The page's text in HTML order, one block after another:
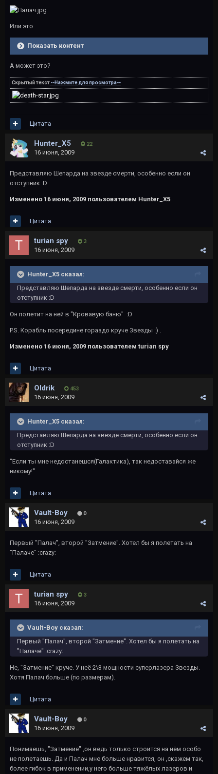
Или это
Показать контент
А может это?
Скрытый текст --Нажмите для просмотра--
Цитата
Hunter_X5 22
16 июня, 2009
Представляю Шепарда на звезде смерти, особенно если он
отступник :D
Изменено 16 июня, 2009 пользователем Hunter_X5
Цитата
turian spy 3
16 июня, 2009
Hunter_X5 сказал:
Представляю Шепарда на звезде смерти, особенно если он
отступник :D
Он полетит на ней в "Кровавую баню" :D
P.S. Корабль посередине гораздо круче Звезды :) .
Изменено 16 июня, 2009 пользователем turian spy
Цитата
Oldrik 453
16 июня, 2009
Hunter_X5 сказал:
Представляю Шепарда на звезде смерти, особенно если он
отступник :D
"Если ты мне недостанешся(Галактика), так недоставайся же
никому!"
Цитата
Vault-Boy 0
16 июня, 2009
Первый "Палач", второй "Затмение". Хотел бы я полетать на
"Палаче" :crazy:
Цитата
turian spy 3
16 июня, 2009
Vault-Boy сказал:
Первый "Палач", второй "Затмение". Хотел бы я полетать на
"Палаче" :crazy:
Не, "Затмение" круче. У неё 2\3 мощности суперлазера Звезды.
Хотя Палач больше (по размерам).
Цитата
Vault-Boy 0
16 июня, 2009
Понимаешь, "Затмение" ,он ведь только строится на нём особо
не полетаешь. Да и Палач мне больше нравится, он ,скажем так,
более гибок в применении,у него больше тяжёлых лазеров и